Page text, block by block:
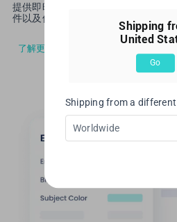
提供即時物流跟踪服務，通過與您的
件以及個性化的定制跟踪頁面讓您的
了解更多
Shipping
United
Go
Shipping from a
Worldwide